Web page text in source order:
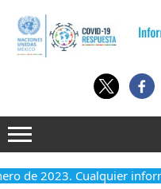
contenido
de 2023. Cualquier